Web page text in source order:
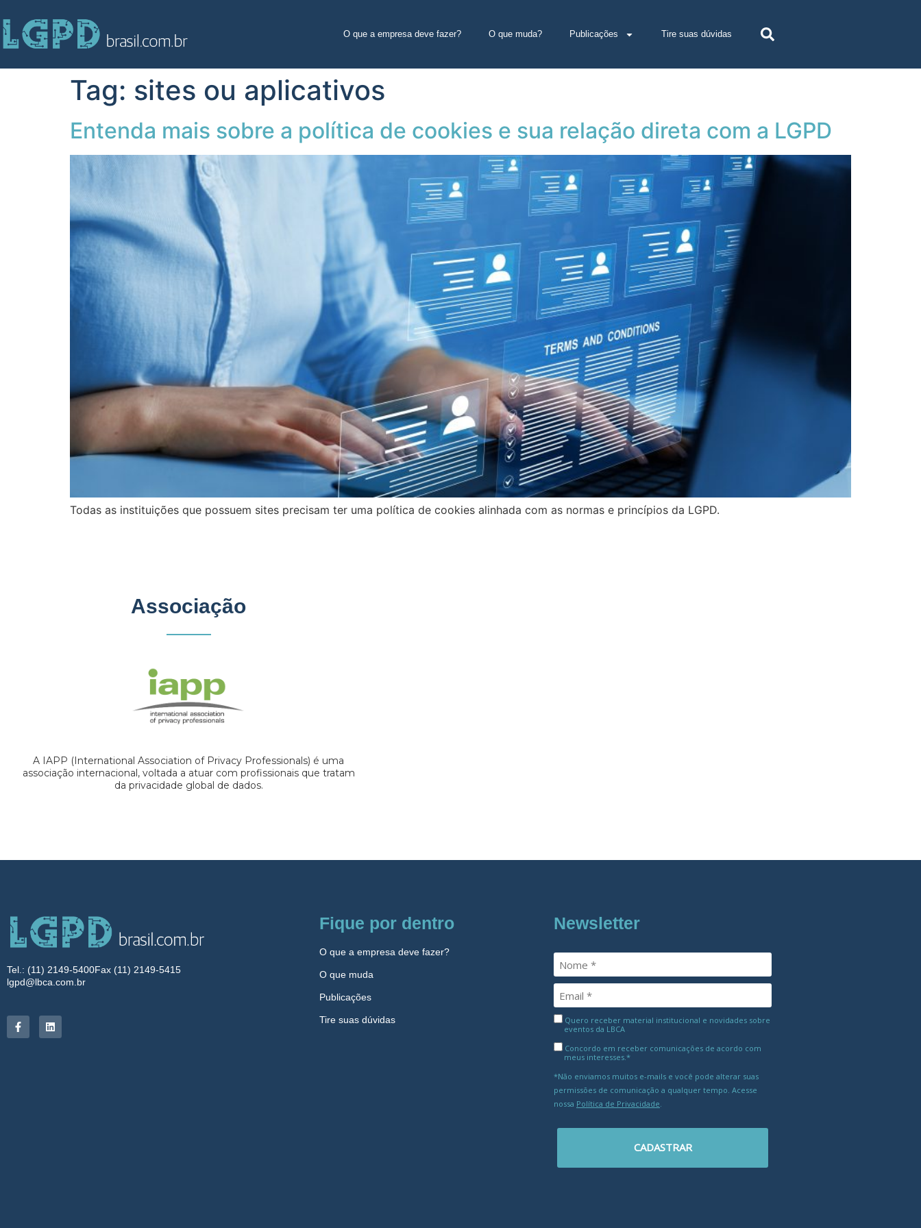
O que a empresa deve fazer? O que muda? Publicações Tire suas dúvidas
Tag: sites ou aplicativos
Entenda mais sobre a política de cookies e sua relação direta com a LGPD
Todas as instituições que possuem sites precisam ter uma política de cookies alinhada com as normas e princípios da LGPD.
Associação
A IAPP (International Association of Privacy Professionals) é uma
associação internacional, voltada a atuar com profissionais que tratam
da privacidade global de dados.
Tel.: (11) 2149-5400Fax (11) 2149-5415
lgpd@lbca.com.br
Fique por dentro
O que a empresa deve fazer?
O que muda
Publicações
Tire suas dúvidas
Newsletter
Quero receber material institucional e novidades sobre
eventos da LBCA
Concordo em receber comunicações de acordo com
meus interesses.*
*Não enviamos muitos e-mails e você pode alterar suas
permissões de comunicação a qualquer tempo. Acesse
nossa Política de Privacidade
CADASTRAR